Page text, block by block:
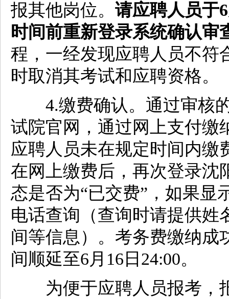
报其他岗位。 请应聘人员于
时间前重新登录系统确认审
程，一经发现应聘人员不符
时取消其考试和应聘资格。
4.缴费确认。通过审核的
试院官网，通过网上支付缴
应聘人员未在规定时间内缴
在网上缴费后，再次登录沈
态是否为“已交费”，如果显
电话查询（查询时请提供姓
间等信息）。考务费缴纳成
间顺延至6月16日24:00。
为便于应聘人员报考，